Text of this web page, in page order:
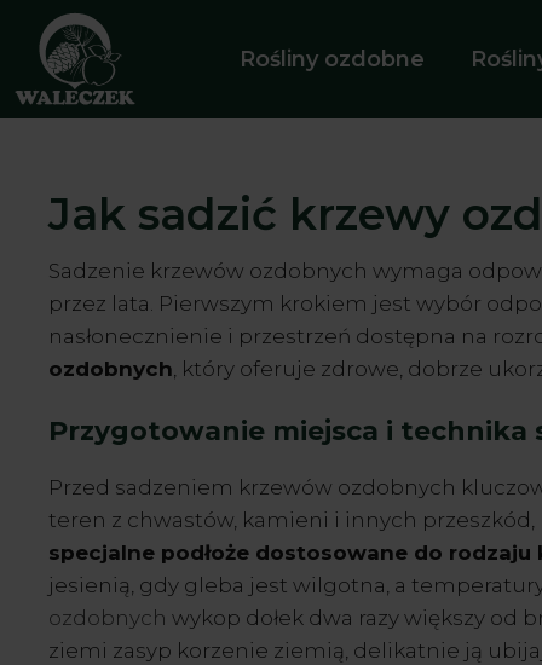
Przejdź
treści
Rośliny ozdobne
Jak sadzić krzewy
Sadzenie krzewów ozdobnych wymaga
przez lata. Pierwszym krokiem jest wybór
nasłonecznienie i przestrzeń dostępna na
ozdobnych , który oferuje zdrowe, dobrze
Przygotowanie miejsca i technika
Przed sadzeniem krzewów ozdobnych
teren z chwastów, kamieni i innych
specjalne podłoże dostosowane do
jesienią, gdy gleba jest wilgotna, a
ozdobnych wykop dołek dwa razy większy od
ziemi zasyp korzenie ziemią, delikatnie ją